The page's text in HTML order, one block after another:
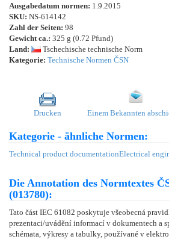
Ausgabedatum normen: 1.9.2015
SKU: NS-614142
Zahl der Seiten: 98
Gewicht ca.: 325 g (0.72 Pfund)
Land:
Tschechische technische Norm
Kategorie: Technische Normen ČSN
Drucken Einem Bekannten
Kategorie - ähnliche Normen:
Technical product documentationElectrical
Die Annotation des Normtextes
(013780):
Tato část IEC 61082 poskytuje všeobecná
prezentaci/uvádění informací v dokumentech a
schémata, výkresy a tabulky, používané v